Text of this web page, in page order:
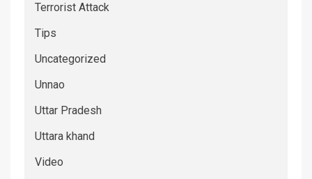
Terrorist Attack
Tips
Uncategorized
Unnao
Uttar Pradesh
Uttara khand
Video